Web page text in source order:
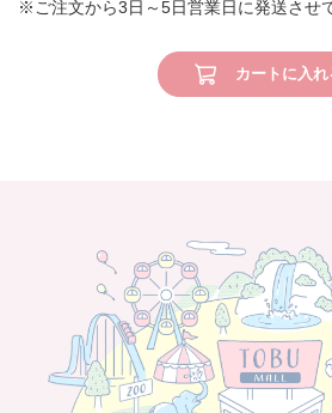
※ご注文から3日～5日営業日に発送させ
カートに入れ